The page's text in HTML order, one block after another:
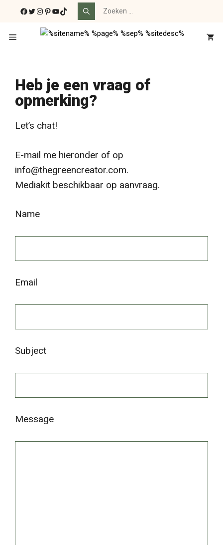
de
Facebook
Twitter
Instagram
Pinterest
YouTube
TikTok
Zoek
Menu
Heb je een vraag of
opmerking?
Let’s chat!
E-mail me hieronder of op
info@thegreencreator.com.
Mediakit beschikbaar op aanvraag.
Name
Email
Subject
Message